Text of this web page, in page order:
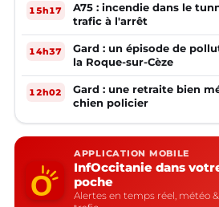
15h17
A75 : incendie dans le
trafic à l'arrêt
14h37
Gard : un épisode de
la Roque-sur-Cèze
12h02
Gard : une retraite bien
chien policier
APPLICATION MOBILE
InfOccitanie dans
poche
Alertes en temps réel, météo &